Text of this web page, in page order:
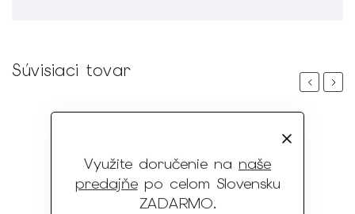
Využite doručenie na naše
predajňepo celom Slovensku
ZADARMO.
Súvisiaci tovar
PreviousNext